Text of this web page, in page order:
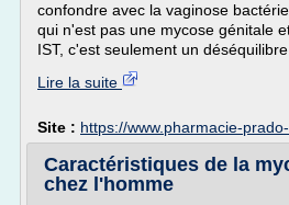
confondre avec la vaginose
qui n'est pas une mycose génitale
IST, c'est seulement un déséquilibre
Lire la suite
Site : https://www.pharmacie-
Caractéristiques de la
chez l'homme